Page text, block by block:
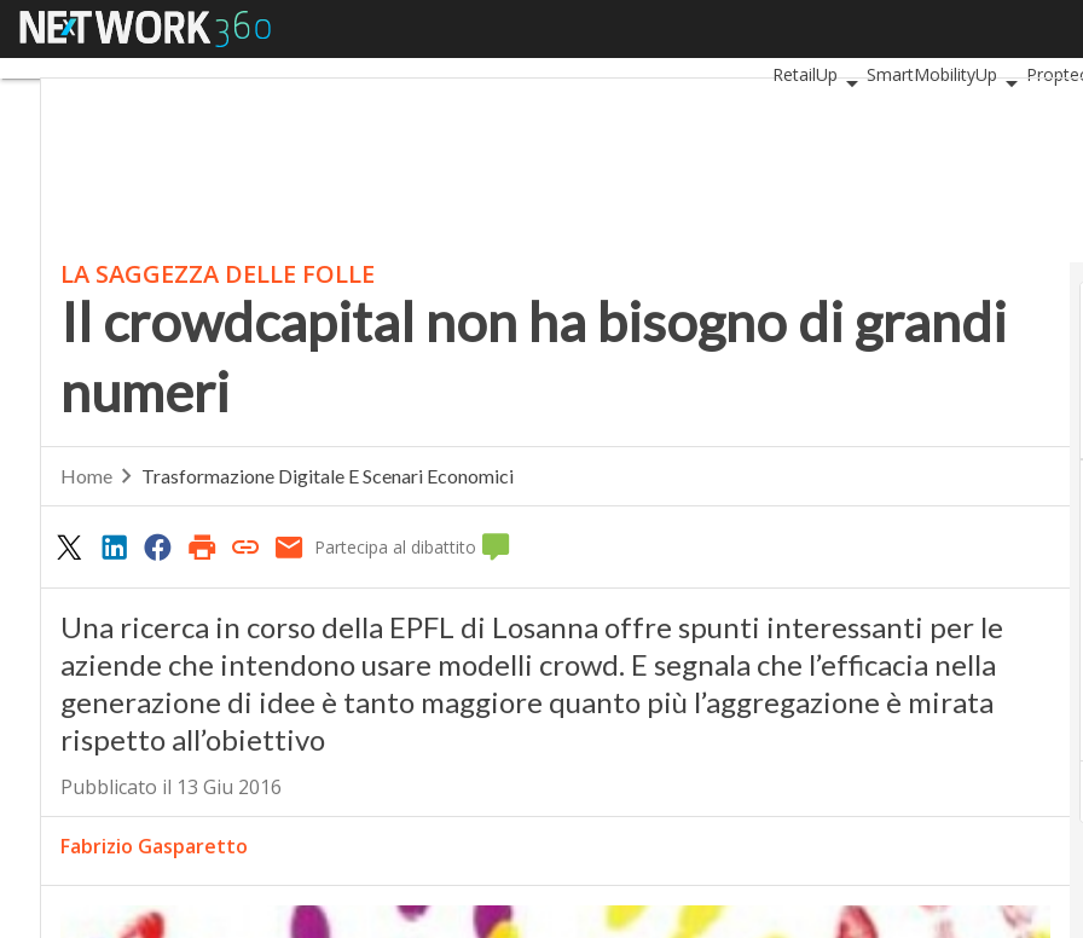
Menu
RetailUp
SmartMobilityUp
LA SAGGEZZA DELLE FOLLE
Il crowdcapital non ha bisogno di grandi
numeri
Home Trasformazione Digitale E Scenari Economici
Partecipa al dibattito
Una ricerca in corso della EPFL di Losanna offre spunti interessanti per le
aziende che intendono usare modelli crowd. E segnala che l’efficacia nella
generazione di idee è tanto maggiore quanto più l’aggregazione è mirata
rispetto all’obiettivo
Pubblicato il 13 Giu 2016
Fabrizio Gasparetto